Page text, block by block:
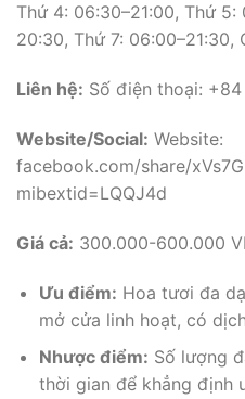
Thứ 4: 06:30–21:00, Thứ
20:30, Thứ 7: 06:00–21:30,
Liên hệ: Số điện thoại:
Website/Social: Website:
facebook.com/share/
mibextid=LQQJ4d
Giá cả: 300.000-600.000
Ưu điểm: Hoa tươi đa
mở cửa linh hoạt, có
Nhược điểm: Số lượng
thời gian để khẳng định